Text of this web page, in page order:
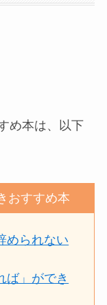
め本は、以下
おすすめ本
められない
ば」ができ